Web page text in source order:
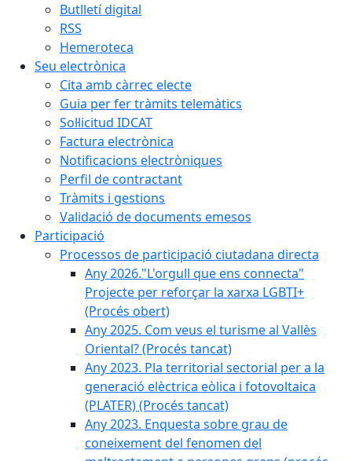
Butlletí digital
RSS
Hemeroteca
Seu electrònica
Cita amb càrrec electe
Guia per fer tràmits telemàtics
Sol·licitud IDCAT
Factura electrònica
Notificacions electròniques
Perfil de contractant
Tràmits i gestions
Validació de documents emesos
Participació
Processos de participació ciutadana directa
Any 2026."L'orgull que ens connecta"
Projecte per reforçar la xarxa LGBTI+
(Procés obert)
Any 2025. Com veus el turisme al Vallès
Oriental? (Procés tancat)
Any 2023. Pla territorial sectorial per a la
generació elèctrica eòlica i fotovoltaica
(PLATER) (Procés tancat)
Any 2023. Enquesta sobre grau de
coneixement del fenomen del